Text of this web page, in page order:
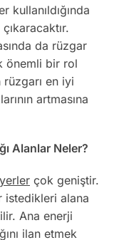
kullanıldığında
da rüzgar
önemli bir rol
en iyi
artmasına
Alanlar Neler?
çok geniştir.
istedikleri alana
Ana enerji
ilan etmek